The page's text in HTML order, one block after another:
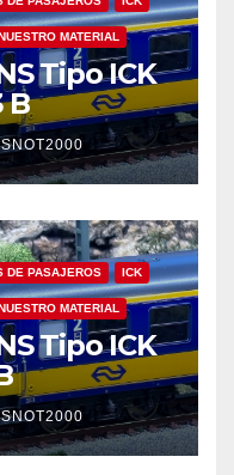
MATERIAL
Tipo ICK
B
SNOT2000
DE PASAJEROS ICK
MATERIAL
Tipo ICK
SNOT2000